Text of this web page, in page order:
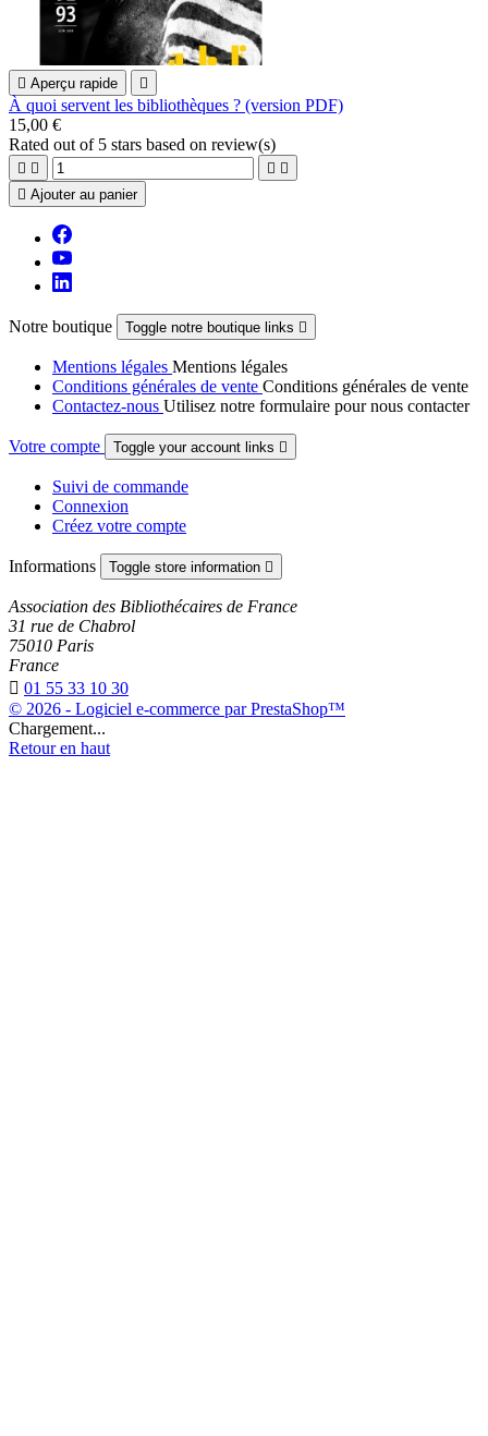
 Aperçu rapide 
À quoi servent les bibliothèques ? (version PDF)
15,00 €
Rated out of 5 stars based on review(s)
   
 Ajouter au panier
Notre boutique Toggle notre boutique links 
Mentions légales Mentions légales
Conditions générales de vente Conditions générales de vente
Contactez-nous Utilisez notre formulaire pour nous contacter
Votre compte Toggle your account links 
Suivi de commande
Connexion
Créez votre compte
Informations Toggle store information 
Association des Bibliothécaires de France
31 rue de Chabrol
75010 Paris
France
 01 55 33 10 30
© 2026 - Logiciel e-commerce par PrestaShop™
Chargement...
Retour en haut